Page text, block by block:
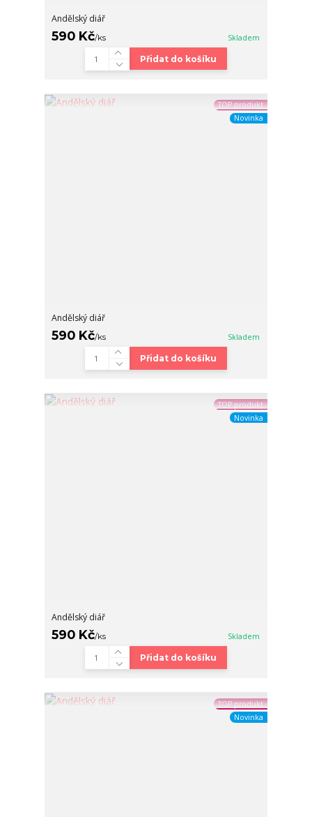
Andělský diář
590 Kč/ks Skladem
Přidat do košíku
TOP produkt
Novinka
Andělský diář
590 Kč/ks Skladem
Přidat do košíku
TOP produkt
Novinka
Andělský diář
590 Kč/ks Skladem
Přidat do košíku
TOP produkt
Novinka